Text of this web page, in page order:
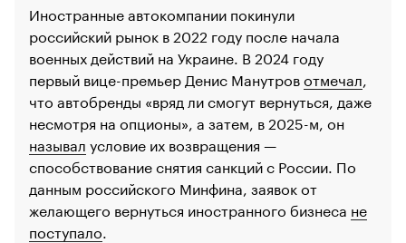
Иностранные автокомпании покинули
российский рынок в 2022 году после начала
военных действий на Украине. В 2024 году
первый вице-премьер Денис Манутровотмечал
что автобренды «вряд ли смогут вернуться, даже
несмотря на опционы», а затем, в 2025-м, он
называл условие их возвращения —
способствование снятия санкций с России. По
данным российского Минфина, заявок от
желающего вернуться иностранного бизнеса не
поступало